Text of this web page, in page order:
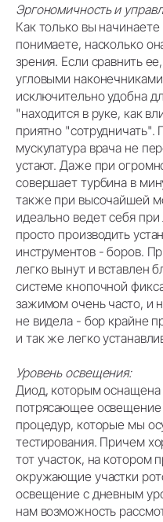
Эргономичность и
Как только вы
понимаете, насколько
зрения. Если сравнить
угловыми
исключительно удобна
"находится в руке, как
приятно
мускулатура врача не
устают. Даже при
совершает турбина в
также при высочайшей
идеально ведет себя
просто производить
инструментов - боров.
легко вынут и вставлен
системе кнопочной
зажимом очень часто, и
не видела - бор крайне
и так же легко
Уровень освещения:
Диод, которым оснащена
потрясающее освещение
процедур, которые мы
тестирования. Причем
тот участок, на котором
окружающие участки
освещение с дневным
нам возможность